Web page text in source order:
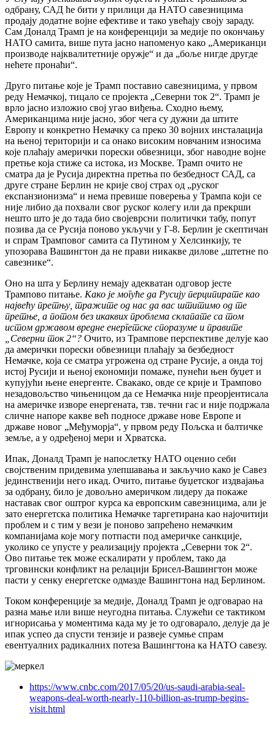
одбрану, САД ће бити у прилици да НАТО савезницима
продају додатне војне ефективе и тако увећају своју зараду.
Сам Доналд Трамп је на конференцији за медије по окончању
НАТО самита, више пута јасно напоменуо како „Американци
производе најквалитетније оружје“ и да „боље нигде другде
нећете пронаћи“.
Друго питање које је Трамп поставио савезницима, у првом
реду Немачкој, тицало се пројекта „Северни ток 2“. Трамп је
врло јасно изложио свој угао виђења. Сходно њему,
Американцима није јасно, због чега су дужни да штите
Европу и конкретно Немачку са преко 30 војних инсталација
на њеној територији и са онако високим новчаним износима
које плаћају амерички порески обвезници, због наводне војне
претње која стиже са истока, из Москве. Трамп очито не
сматра да је Русија директна претња по безбедност САД, са
друге стране Берлин не крије свој страх од „руског
експанзионизма“ и нема превише поверења у Трампа који се
није либио да похвали свог руског колегу или да прекрши
нешто што је до тада био својеврсни политички табу, попут
позива да се Русија поново укључи у Г-8. Берлин је скептичан
и спрам Трамповог самита са Путином у Хелсинкију, те
упозорава Вашингтон да не прави никакве дилове „штетне по
савезнике“.
Оно на шта у Берлину немају адекватан одговор јесте
Трампово питање. Како је могуће да Русију перципирате као
највећу претњу, тражите од нас да вас штитимо од те
претње, а потом без икаквих проблема склапате са том
истом државом вредне енергетске споразуме и правите
„Северни ток 2“? Очито, из Трампове перспективе делује као
да амерички порески обвезници плаћају за безбедност
Немачке, која се сматра угрожена од стране Русије, а онда тој
истој Русији и њеној економији помаже, пунећи њен буџет и
купујући њене енергенте. Свакако, овде се крије и Трампово
незадовољство чињеницом да се Немачка није преорјентисала
на америчке изворе енергената, тзв. течни гас и није подржала
сличне напоре какве већ подносе државе нове Европе и
државе новог „Међуморја“, у првом реду Пољска и балтичке
земље, а у одређеној мери и Хрватска.
Ипак, Доналд Трамп је напослетку НАТО оценио себи
својственим придевима улепшавања и закључио како је Савез
јединственији него икад. Очито, питање буџетског издвајања
за одбрану, било је довољно америчком лидеру да покаже
наставак свог оштрог курса ка европским савезницима, али је
зато енергетска политика Немачке таргетирана као најочитији
проблем и с тим у вези је поново запрећено немачким
компанијама које могу потпасти под америчке санкције,
уколико се упусте у реализацију пројекта „Северни ток 2“.
Ово питање тек може ескалирати у проблем, тако да
трговински конфликт на релацији Брисел-Вашингтон може
пасти у сенку енергетске одмазде Вашингтона над Берлином.
Током конференције за медије, Доналд Трамп је одговарао на
разна мање или више неугодна питања. Служећи се тактиком
игнорисања у моментима када му је то одговарало, делује да је
ипак успео да спусти тензије и развеје сумње спрам
евентуалних радикалних потеза Вашингтона ка НАТО савезу.
https://www.cnbc.com/2017/05/20/us-saudi-arabia-seal-
weapons-deal-worth-nearly-110-billion-as-trump-begins-
visit.html